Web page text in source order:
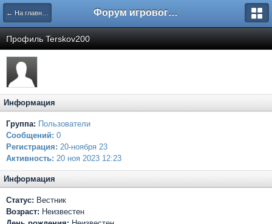
← На главную Форум игрового проекта Riverrise
Профиль Terskov200
Информация
Группа: Пользователи
Сообщений: 0
Регистрация: 20-ноября 23
Активность: 20 ноя 2023 12:23
Информация
Статус: Вестник
Возраст: Неизвестен